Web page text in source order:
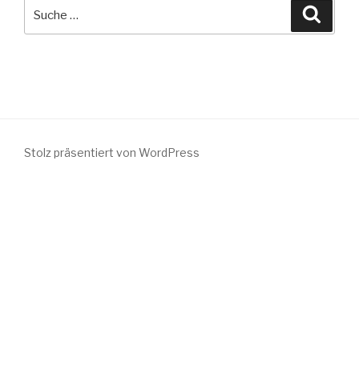
Stolz präsentiert von WordPress